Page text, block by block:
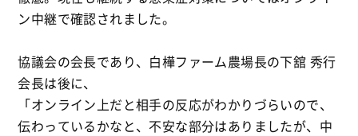
ン中継で確認されました。
協議会の会長であり、白樺ファーム農場長の下舘 秀行
会長は後に、
「オンライン上だと相手の反応がわかりづらいので、
伝わっているかなと、不安な部分はありましたが、中